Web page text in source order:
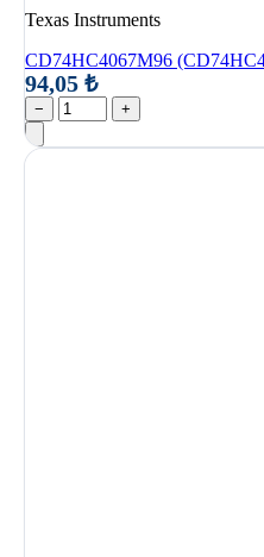
Texas Instruments
CD74HC4067M96
94,05 ₺
− +